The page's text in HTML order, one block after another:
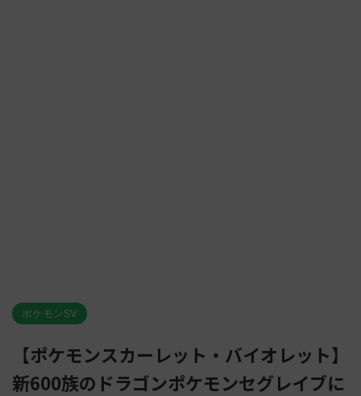
ポケモンSV
【ポケモンスカーレット・バイオレット】
新600族のドラゴンポケモンセグレイブに